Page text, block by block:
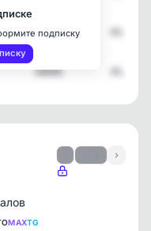
10089
48806
подписку
›
MAXTG